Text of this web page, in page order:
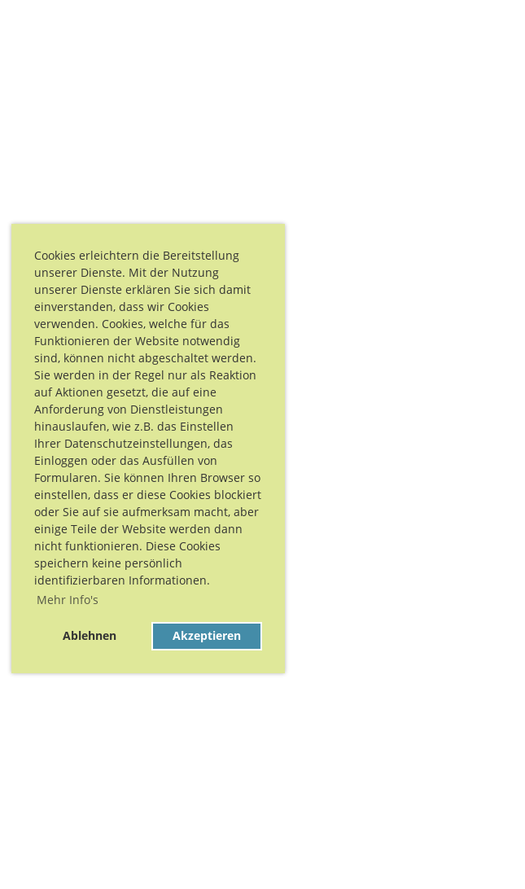
Cookies erleichtern die Bereitstellung
unserer Dienste. Mit der Nutzung
unserer Dienste erklären Sie sich damit
einverstanden, dass wir Cookies
verwenden. Cookies, welche für das
Funktionieren der Website notwendig
sind, können nicht abgeschaltet werden.
Sie werden in der Regel nur als Reaktion
auf Aktionen gesetzt, die auf eine
Anforderung von Dienstleistungen
hinauslaufen, wie z.B. das Einstellen
Ihrer Datenschutzeinstellungen, das
Einloggen oder das Ausfüllen von
Formularen. Sie können Ihren Browser so
einstellen, dass er diese Cookies blockiert
oder Sie auf sie aufmerksam macht, aber
einige Teile der Website werden dann
nicht funktionieren. Diese Cookies
speichern keine persönlich
identifizierbaren Informationen.
Mehr Info's
Ablehnen Akzeptieren